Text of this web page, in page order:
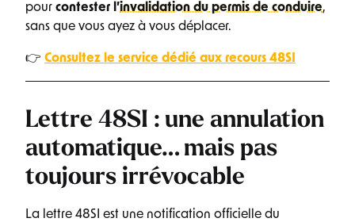
pour contester l’invalidation du permis de conduire,
sans que vous ayez à vous déplacer.
👉 Consultez le service dédié aux recours 48SI
Lettre 48SI : une annulation
automatique… mais pas
toujours irrévocable
La lettre 48SI est une notification officielle du